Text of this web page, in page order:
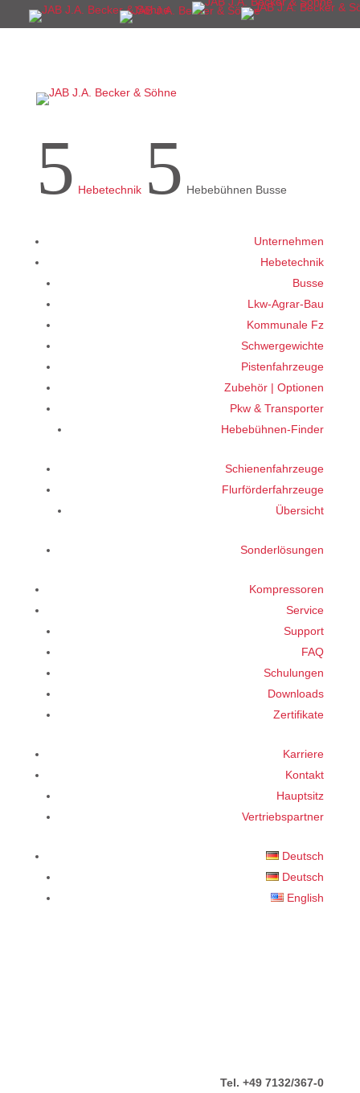
5 Hebetechnik 5 Hebebühnen Busse
Unternehmen
Hebetechnik
Busse
Lkw-Agrar-Bau
Kommunale Fz
Schwergewichte
Pistenfahrzeuge
Zubehör | Optionen
Pkw & Transporter
Hebebühnen-Finder
Schienenfahrzeuge
Flurförderfahrzeuge
Übersicht
Sonderlösungen
Kompressoren
Service
Support
FAQ
Schulungen
Downloads
Zertifikate
Karriere
Kontakt
Hauptsitz
Vertriebspartner
Deutsch
Deutsch
English
Tel. +49 7132/367-0